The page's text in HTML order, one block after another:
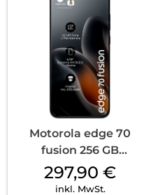
Motorola edge 70
fusion 256 GB
Silhouette
297,90 €
inkl. MwSt.